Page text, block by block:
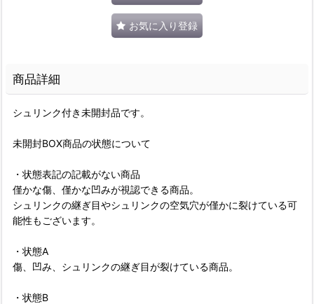
お気に入り登録
商品詳細
シュリンク付き未開封品です。
未開封BOX商品の状態について
・状態表記の記載がない商品
僅かな傷、僅かな凹みが視認できる商品。
シュリンクの継ぎ目やシュリンクの空気穴が僅かに裂けている可
能性もございます。
・状態A
傷、凹み、シュリンクの継ぎ目が裂けている商品。
・状態B